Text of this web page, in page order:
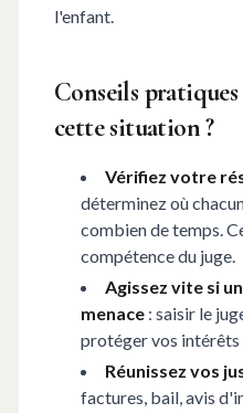
l'enfant.
Conseils
cette situation ?
Vérifiez votre
déterminez où
combien de temps.
compétence du juge.
Agissez vite si
menace : saisir le
protéger vos intérêts
Réunissez vos
factures, bail, avis